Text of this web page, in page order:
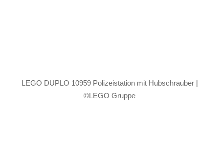
LEGO DUPLO 10959 Polizeistation mit Hubschrauber |
©LEGO Gruppe